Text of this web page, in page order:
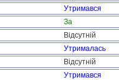
Утримався
За
Відсутній
Утрималась
Відсутній
Утримався